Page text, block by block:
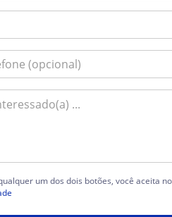
um dos dois botões, você aceita